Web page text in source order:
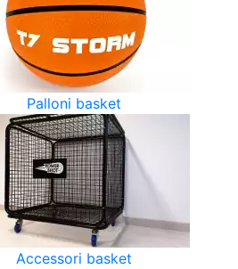
Palloni basket
Accessori basket